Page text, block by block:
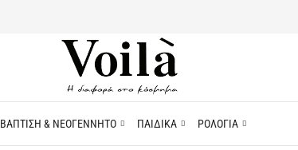
ΒΑΠΤΙΣΗ & ΝΕΟΓΕΝΝΗΤΟ ΠΑΙΔΙΚΑ ΡΟΛΟΓΙΑ